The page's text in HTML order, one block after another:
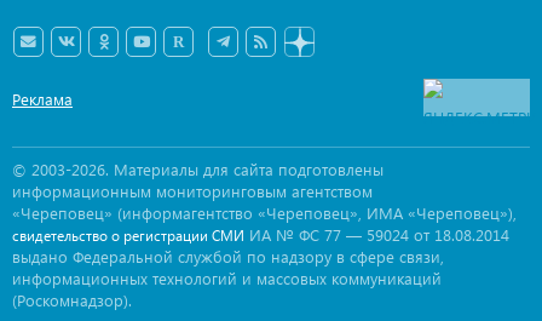
Реклама
© 2003-2026. Материалы для сайта подготовлены
информационным мониторинговым агентством
«Череповец» (информагентство «Череповец», ИМА «Череповец»),
свидетельство о регистрации СМИ ИА № ФС 77 — 59024 от 18.08.2014
выдано Федеральной службой по надзору в сфере связи,
информационных технологий и массовых коммуникаций
(Роскомнадзор).